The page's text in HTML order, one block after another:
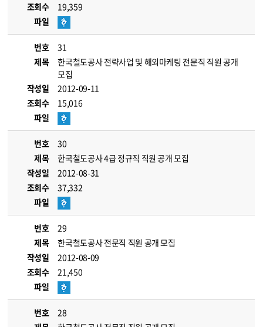
조회수
19,359
파일
번호
31
제목
한국철도공사 전략사업 및 해외마케팅 전문직 직원 공개
모집
작성일
2012-09-11
조회수
15,016
파일
번호
30
제목
한국철도공사 4급 정규직 직원 공개 모집
작성일
2012-08-31
조회수
37,332
파일
번호
29
제목
한국철도공사 전문직 직원 공개 모집
작성일
2012-08-09
조회수
21,450
파일
번호
28